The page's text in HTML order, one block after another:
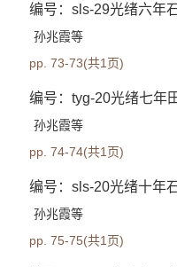
编号：sls-29光绪六年
孙兆霞等
pp. 73-73(共1页)
编号：tyg-20光绪七年
孙兆霞等
pp. 74-74(共1页)
编号：sls-20光绪十年
孙兆霞等
pp. 75-75(共1页)